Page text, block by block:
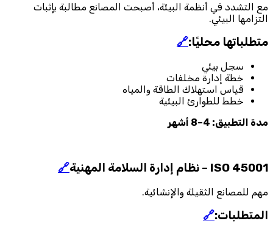
مع التشدد في أنظمة البيئة، أصبحت المصانع مطالبة بإثبات
التزامها البيئي.
متطلباتها محليًا:🔗
سجل بيئي
خطة إدارة مخلفات
قياس استهلاك الطاقة والمياه
خطط للطوارئ البيئية
مدة التطبيق: 4–8 أشهر
ISO 45001 – نظام إدارة السلامة المهنية 🔗
مهم للمصانع الثقيلة والإنشائية.
المتطلبات:🔗